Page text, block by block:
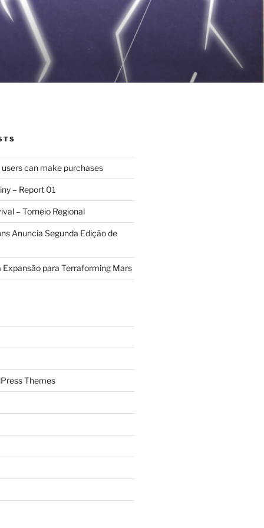
can make purchases
– Report 01
– Torneio Regional
Anuncia Segunda Edição de
Expansão para Terraforming Mars
Themes